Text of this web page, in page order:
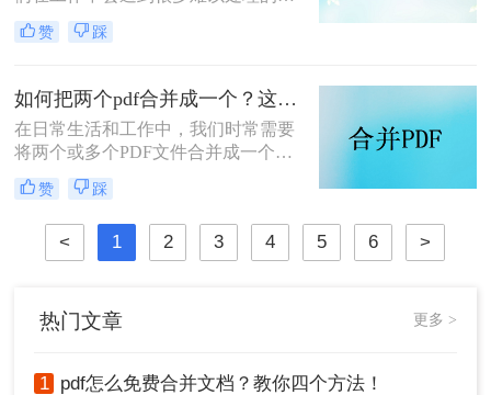
件，比如PDF文件，特别是多个PDF
文件合并成一个PDF文件。事实上，
互联网上找到相关的方法。最后，我
们不能达到我们理想的预期。让我们
来看看pdf合并的方法。
赞 踩
如何把两个pdf合并成一个？这4种合并方法很好用！
在日常生活和工作中，我们时常需要
将两个或多个PDF文件合并成一个，
以便于管理、查阅和分享。那么如何
把两个pdf合并成一个呢？本文将介绍
三种常用的PDF合并方法。
赞 踩
< 1 2 3 4 5 6 >
热门文章 更多 >
1 pdf怎么免费合并文档？教你四个方法！